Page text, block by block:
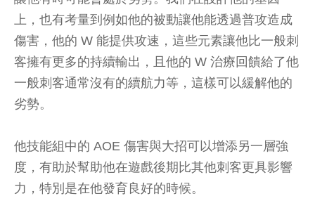
上，也有考量到例如他的被動讓他能透過普攻造成
傷害，他的 W 能提供攻速，這些元素讓他比一般刺
客擁有更多的持續輸出，且他的 W 治療回饋給了他
一般刺客通常沒有的續航力等，這樣可以緩解他的
劣勢。
他技能組中的 AOE 傷害與大招可以增添另一層強
度，有助於幫助他在遊戲後期比其他刺客更具影響
力，特別是在他發育良好的時候。